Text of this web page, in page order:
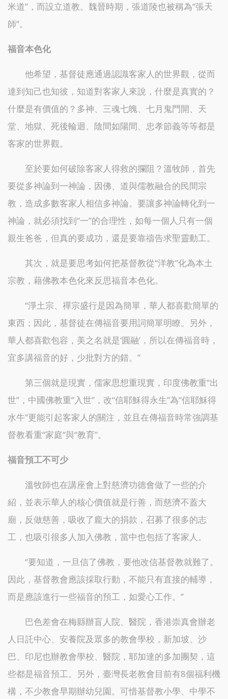
米道”，而設立道教。魏晉時期，張道陵也被稱為“張天
師”。
福音本色化
他希望，基督徒應通過認識客家人的世界觀，從而
達到知己也知彼，知道對客家人來說，什麼是真實的？
什麼是有價值的？多神、三魂七魄、七月鬼門開、天
堂、地獄、死後輪迴、陰間如陽間、忠孝節義等等都是
客家的世界觀。
至於要如何破除客家人得救的攔阻？溫牧師，首先
要從多神論到一神論，因佛、道與儒教融合的民間宗
教，造成多數客家人相信多神論。要讓多神論轉化到一
神論，就必須找到“一”的合理性，如每一個人只有一個
親生爸爸，但真的要成功，還是要靠禱告求聖靈動工。
其次，就是要思考如何把基督教從“洋教”化為本土
宗教，藉佛教本色化來反思福音本色化。
“淨土宗、禪宗盛行是因為簡單，華人都喜歡簡單的
東西；因此，基督徒在傳福音要用詞簡單明瞭。另外，
華人都喜歡包容，美之名就是‘圓融’，所以在傳福音時，
宜多講福音的好，少批對方的錯。”
第三個就是現實，儒家思想重現實，印度佛教重“出
世”，中國佛教重“入世”，改“信耶穌得永生”為“信耶穌得
水牛”更能引起客家人的關注，並且在傳福音時常強調基
督教看重“家庭”與“教育”。
福音預工不可少
溫牧師也在講座會上對慈濟功德會做了一些的介
紹，並表示華人的核心價值就是行善，而慈濟不蓋大
廟，反做慈善，吸收了龐大的捐款，召募了很多的志
工，也吸引很多人加入佛教，當中也包括了客家人。
“要知道，一旦信了佛教，要他改信基督教就難了。
因此，基督教會應該採取行動，不能只有直接的輔導，
而是應該進行一些福音的預工，如愛心工作。”
巴色差會在梅縣辦盲人院、醫院，香港崇真會辦老
人日託中心、安養院及眾多的教會學校，新加坡、沙
巴、印尼也辦教會學校、醫院，耶加達的多加團契，這
些都是福音預工。另外，臺灣長老教會目前有8個福利機
構，不少教會早期辦幼兒園。可惜基督教小學、中學不